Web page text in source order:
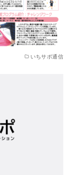
いちサポ通信